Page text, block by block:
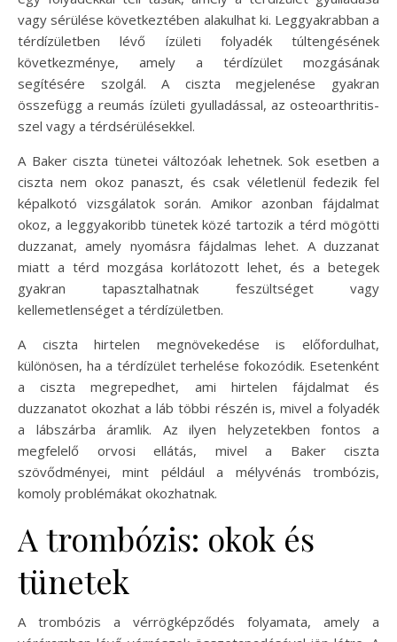
vagy sérülése következtében alakulhat ki. Leggyakrabban a
térdízületben lévő ízületi folyadék túltengésének
következménye, amely a térdízület mozgásának
segítésére szolgál. A ciszta megjelenése gyakran
összefügg a reumás ízületi gyulladással, az osteoarthritis-
szel vagy a térdsérülésekkel.
A Baker ciszta tünetei változóak lehetnek. Sok esetben a
ciszta nem okoz panaszt, és csak véletlenül fedezik fel
képalkotó vizsgálatok során. Amikor azonban fájdalmat
okoz, a leggyakoribb tünetek közé tartozik a térd mögötti
duzzanat, amely nyomásra fájdalmas lehet. A duzzanat
miatt a térd mozgása korlátozott lehet, és a betegek
gyakran tapasztalhatnak feszültséget vagy
kellemetlenséget a térdízületben.
A ciszta hirtelen megnövekedése is előfordulhat,
különösen, ha a térdízület terhelése fokozódik. Esetenként
a ciszta megrepedhet, ami hirtelen fájdalmat és
duzzanatot okozhat a láb többi részén is, mivel a folyadék
a lábszárba áramlik. Az ilyen helyzetekben fontos a
megfelelő orvosi ellátás, mivel a Baker ciszta
szövődményei, mint például a mélyvénás trombózis,
komoly problémákat okozhatnak.
A trombózis: okok és
tünetek
A trombózis a vérrögképződés folyamata, amely a